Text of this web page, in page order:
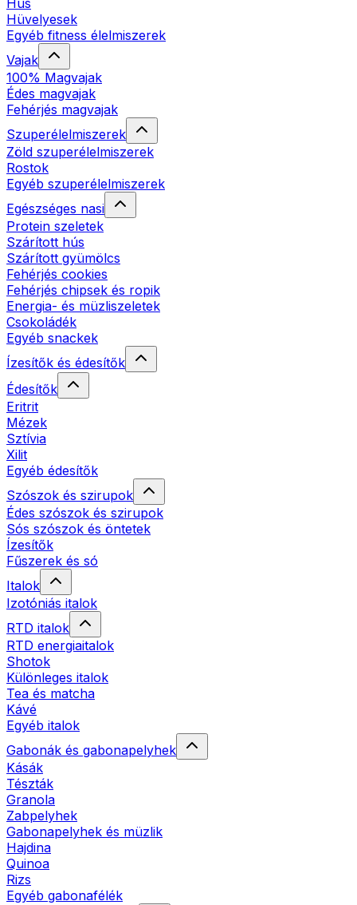
Hús
Hüvelyesek
Egyéb fitness élelmiszerek
Vajak
100% Magvajak
Édes magvajak
Fehérjés magvajak
Szuperélelmiszerek
Zöld szuperélelmiszerek
Rostok
Egyéb szuperélelmiszerek
Egészséges nasi
Protein szeletek
Szárított hús
Szárított gyümölcs
Fehérjés cookies
Fehérjés chipsek és ropik
Energia- és müzliszeletek
Csokoládék
Egyéb snackek
Ízesítők és édesítők
Édesítők
Eritrit
Mézek
Sztívia
Xilit
Egyéb édesítők
Szószok és szirupok
Édes szószok és szirupok
Sós szószok és öntetek
Ízesítők
Fűszerek és só
Italok
Izotóniás italok
RTD italok
RTD energiaitalok
Shotok
Különleges italok
Tea és matcha
Kávé
Egyéb italok
Gabonák és gabonapelyhek
Kásák
Tészták
Granola
Zabpelyhek
Gabonapelyhek és müzlik
Hajdina
Quinoa
Rizs
Egyéb gabonafélék